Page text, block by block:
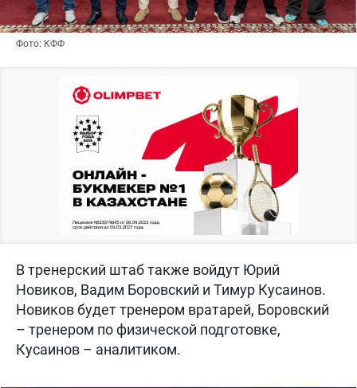
Фото: КФФ
В тренерский штаб также войдут Юрий
Новиков, Вадим Боровский и Тимур Кусаинов.
Новиков будет тренером вратарей, Боровский
– тренером по физической подготовке,
Кусаинов – аналитиком.